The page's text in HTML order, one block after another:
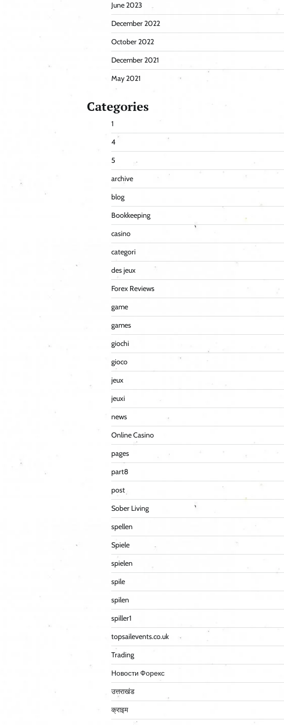
June 2023
December 2022
October 2022
December 2021
May 2021
Categories
1
4
5
archive
blog
Bookkeeping
casino
categori
des jeux
Forex Reviews
game
games
giochi
gioco
jeux
jeuxi
news
Online Casino
pages
part8
post
Sober Living
spellen
Spiele
spielen
spile
spilen
spiller1
topsailevents.co.uk
Trading
Новости Форекс
उत्तराखंड
क्राइम